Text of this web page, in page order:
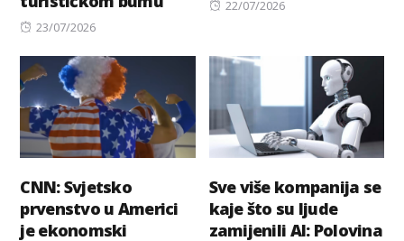
Posted
23/07/2026
Posted
22/07/2026
CNN: Svjetsko
prvenstvo u Americi
je ekonomski
Sve više kompanija se
kaje što su ljude
zamijenili AI: Polovina